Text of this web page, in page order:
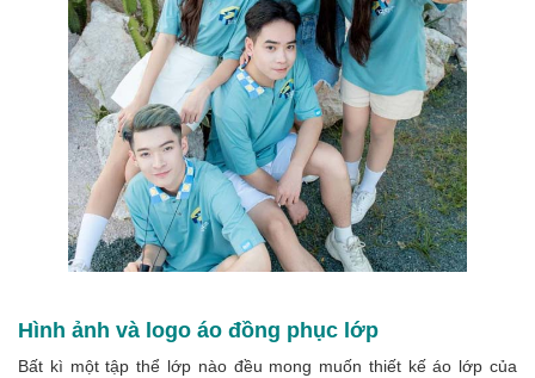
Hình ảnh và logo áo đồng phục lớp
Bất kì một tập thể lớp nào đều mong muốn thiết kế áo lớp của